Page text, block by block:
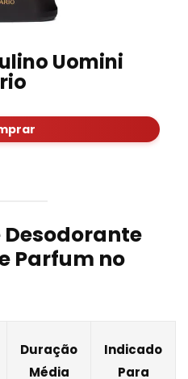
Uomini
Parfum no
Duração
Média
Indicado
Para